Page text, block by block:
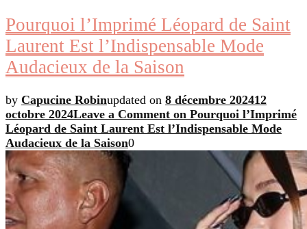
Pourquoi l’Imprimé Léopard de Saint
Laurent Est l’Indispensable Mode
Audacieux de la Saison
by Capucine Robinupdated on 8 décembre 202412
octobre 2024Leave a Comment on Pourquoi l’Imprimé
Léopard de Saint Laurent Est l’Indispensable Mode
Audacieux de la Saison0